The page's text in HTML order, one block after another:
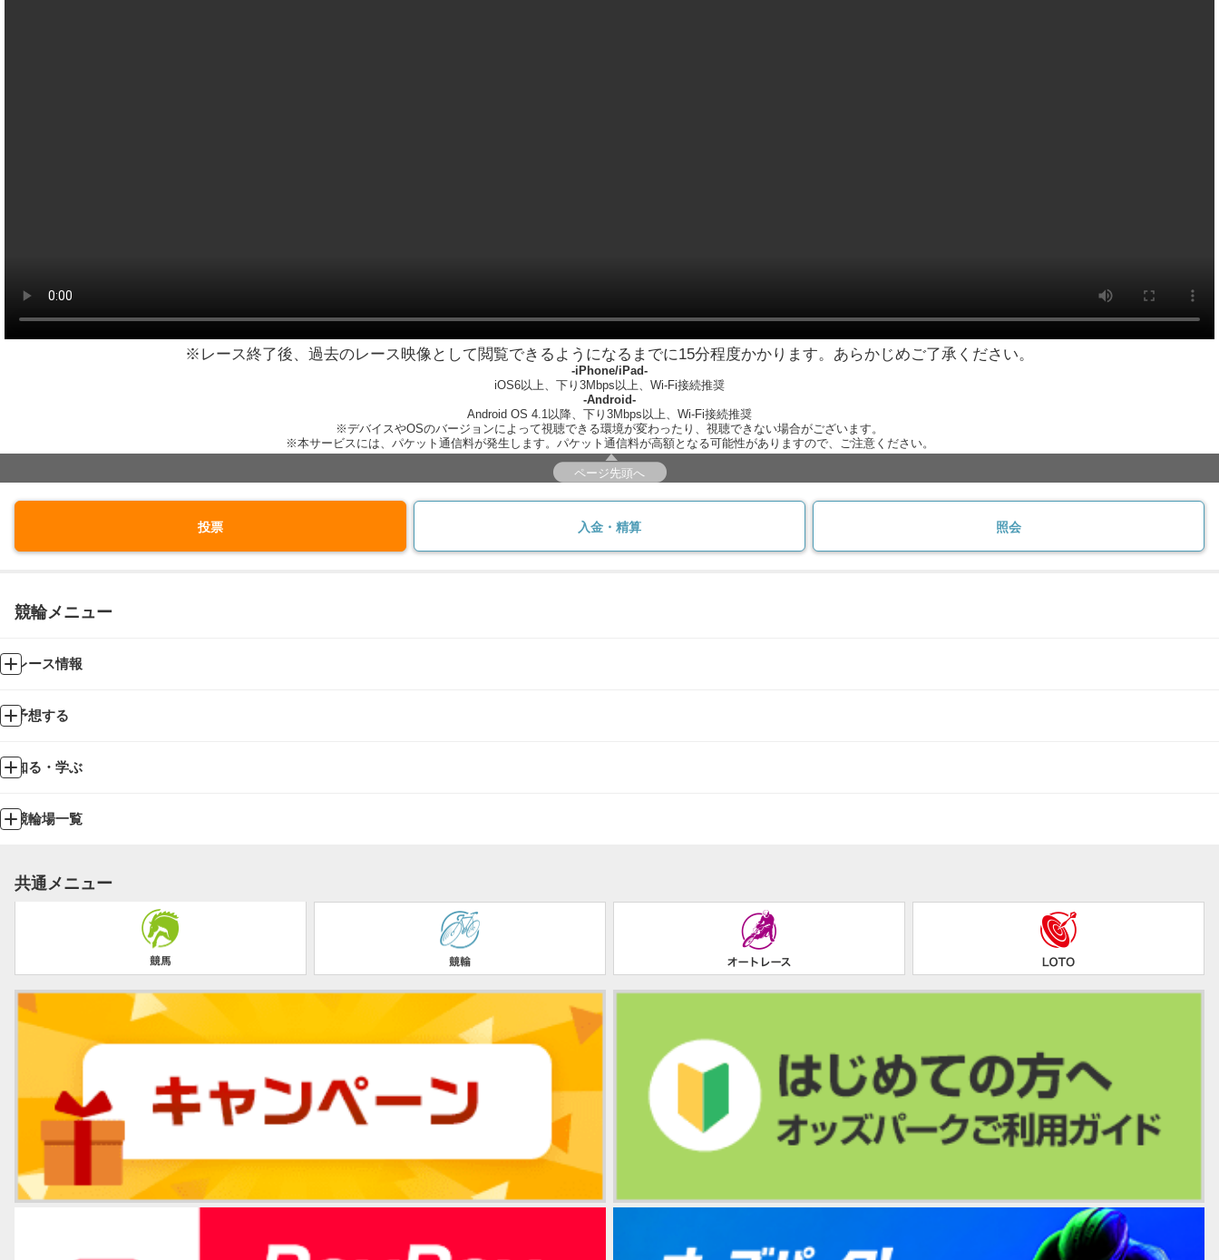
※レース終了後、過去のレース映像として閲覧できるようになるまでに15分程度かかります。あらかじめご了承ください。
-iPhone/iPad-
iOS6以上、下り3Mbps以上、Wi-Fi接続推奨
-Android-
Android OS 4.1以降、下り3Mbps以上、Wi-Fi接続推奨
※デバイスやOSのバージョンによって視聴できる環境が変わったり、視聴できない場合がございます。
※本サービスには、パケット通信料が発生します。パケット通信料が高額となる可能性がありますので、ご注意ください。
ページ先頭へ
投票 入金・精算 照会
競輪メニュー
レース情報
予想する
知る・学ぶ
競輪場一覧
共通メニュー